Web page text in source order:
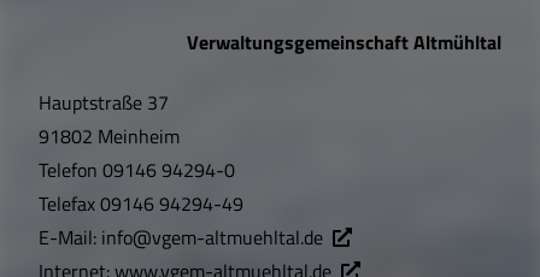
f
n
u
n
Verwaltungsgemeinschaft Altmühltal
Hauptstraße 37
91802 Meinheim
Telefon 09146 94294-0
Telefax09146 94294-49
E-Mail: info@vgem-altmuehltal.de
Internet:www.vgem-altmuehltal.de